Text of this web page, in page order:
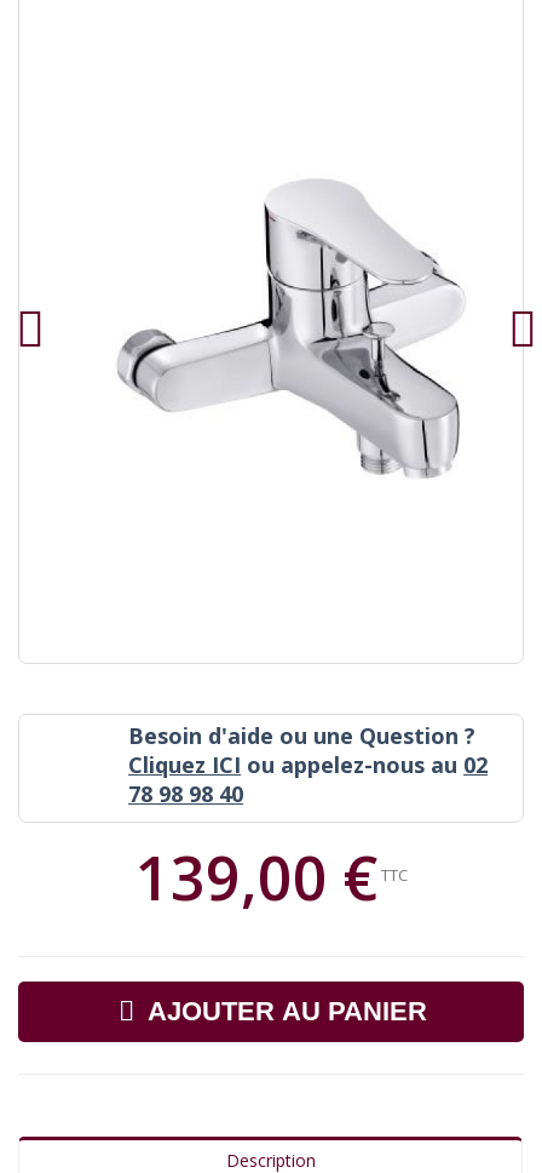
Besoin d'aide ou une Question ?
Cliquez ICI ou appelez-nous au 02
78 98 98 40
139,00 €TTC
AJOUTER AU PANIER
Description